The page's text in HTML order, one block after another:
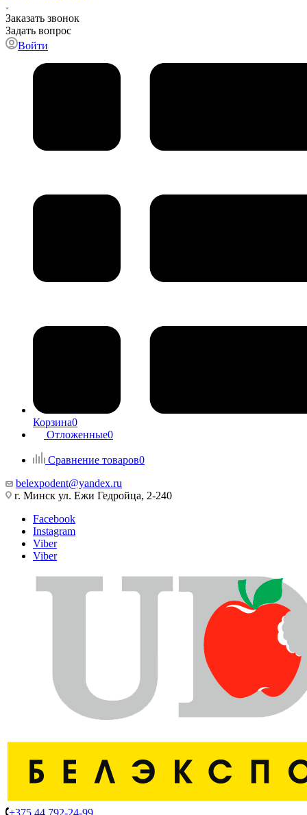
Заказать звонок
Задать вопрос
Войти
Корзина0
Отложенные0
Сравнение товаров0
belexpodent@yandex.ru
г. Минск ул. Ежи Гедройца, 2-240
Facebook
Instagram
Viber
Viber
+375 44 792-24-99